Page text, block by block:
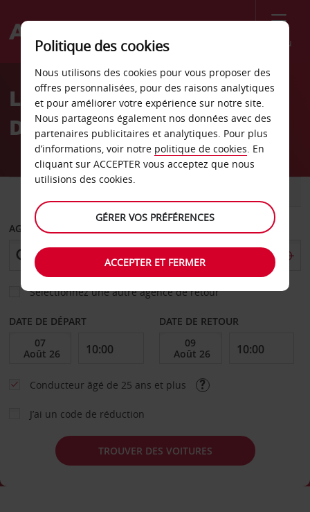
Menu
Welcome
AvisLocation de voiture Saint-
Dizier
AGENCE DE DÉPART
Sélectionnez une autre agence de retour
DATE DE DÉPART DATE DE RETOUR
Conducteur âgé de 25 ans et plus
J’ai un code de réduction
TROUVER DES VOITURES
Politique des cookies
Nous utilisons des cookies pour vous proposer des
offres personnalisées, pour des raisons analytiques
et pour améliorer votre expérience sur notre site.
Nous partageons également nos données avec des
partenaires publicitaires et analytiques. Pour plus
d’informations, voir notre politique de cookies. En
cliquant sur ACCEPTER vous acceptez que nous
utilisions des cookies.
GÉRER VOS PRÉFÉRENCES
ACCEPTER ET FERMER